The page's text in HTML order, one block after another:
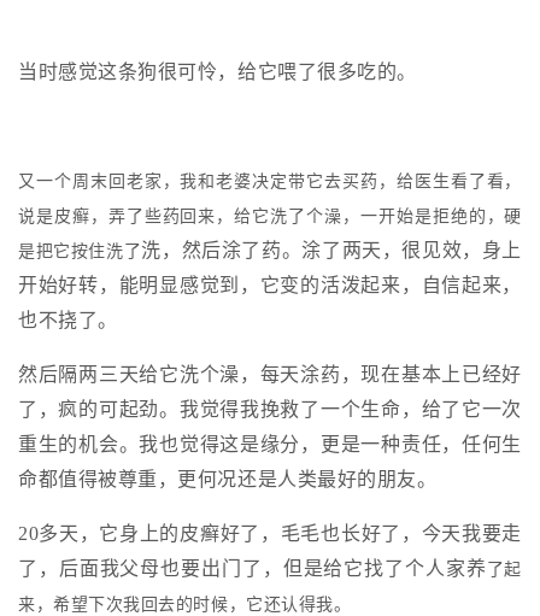
当时感觉这条狗很可怜，给它喂了很多吃的。
又一个周末回老家，我和老婆决定带它去买药，给医生看了看，
说是皮癣，弄了些药回来，给它洗了个澡，一开始是拒绝的，硬
是把它按住洗了洗，然后涂了药。涂了两天，很见效，身上
开始好转，能明显感觉到，它变的活泼起来，自信起来，
也不挠了。
然后隔两三天给它洗个澡，每天涂药，现在基本上已经好
了，疯的可起劲。我觉得我挽救了一个生命，给了它一次
重生的机会。我也觉得这是缘分，更是一种责任，任何生
命都值得被尊重，更何况还是人类最好的朋友。
20多天，它身上的皮癣好了，毛毛也长好了，今天我要走
了，后面我父母也要出门了，但是给它找了个人家养 了起
来，希望下次我回去的时候，它还认得我。